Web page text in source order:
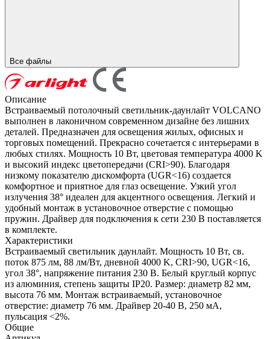
Все файлы
Описание
Встраиваемый потолочный светильник-даунлайт VOLCANO
выполнен в лаконичном современном дизайне без лишних
деталей. Предназначен для освещения жилых, офисных и
торговых помещений. Прекрасно сочетается с интерьерами в
любых стилях. Мощность 10 Вт, цветовая температура 4000 K
и высокий индекс цветопередачи (CRI>90). Благодаря
низкому показателю дискомфорта (UGR<16) создается
комфортное и приятное для глаз освещение. Узкий угол
излучения 38° идеален для акцентного освещения. Легкий и
удобный монтаж в установочное отверстие с помощью
пружин. Драйвер для подключения к сети 230 В поставляется
в комплекте.
Характеристики
Встраиваемый светильник даунлайт. Мощность 10 Вт, св.
поток 875 лм, 88 лм/Вт, дневной 4000 K, CRI>90, UGR<16,
угол 38°, напряжение питания 230 В. Белый круглый корпус
из алюминия, степень защиты IP20. Размер: диаметр 82 мм,
высота 76 мм. Монтаж встраиваемый, установочное
отверстие: диаметр 76 мм. Драйвер 20-40 В, 250 мА,
пульсация <2%.
Общие